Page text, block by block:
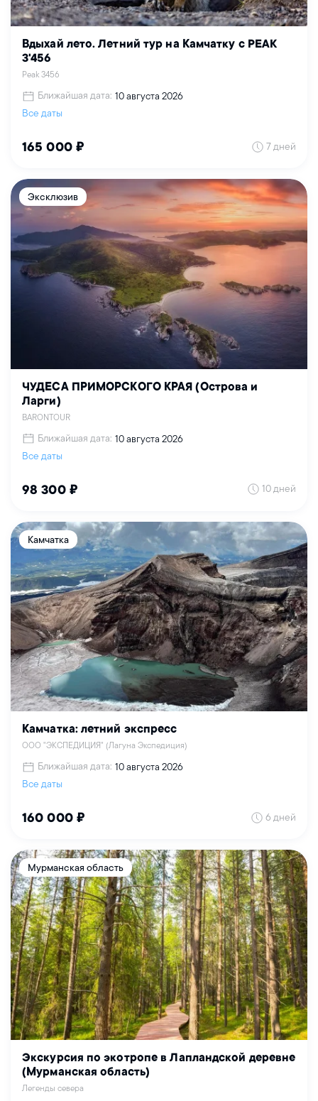
Вдыхай лето. Летний тур на Камчатку с PEAK
3'456
Peak 3456
Ближайшая дата: 10 августа 2026
Все даты
165 000 ₽ 7 дней
Эксклюзив
ЧУДЕСА ПРИМОРСКОГО КРАЯ (Острова и
Ларги)
BARONTOUR
Ближайшая дата: 10 августа 2026
Все даты
98 300 ₽ 10 дней
Камчатка
Камчатка: летний экспресс
ООО "ЭКСПЕДИЦИЯ" (Лагуна Экспедиция)
Ближайшая дата: 10 августа 2026
Все даты
160 000 ₽ 6 дней
Мурманская область
Экскурсия по экотропе в Лапландской деревне
(Мурманская область)
Легенды севера